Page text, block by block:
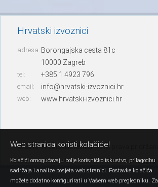
Hrvatski izvoznici
adresa: Borongajska cesta 81c
10000 Zagreb
tel: +385 1 4923 796
email: info@hrvatski-izvoznici.hr
web: www.hrvatski-izvoznici.hr
© 2013. Hrvatski izvoznici – sva prava pridržana
razvoj:
Web stranica koristi kolačiće!
Kolačići omogućavaju bolje korisničko iskustvo, prilagodbu
sadržaja i analize posjeta web stranici. Postavke kolačića
možete dodatno konfigurirati u Vašem web pregledniku. Za